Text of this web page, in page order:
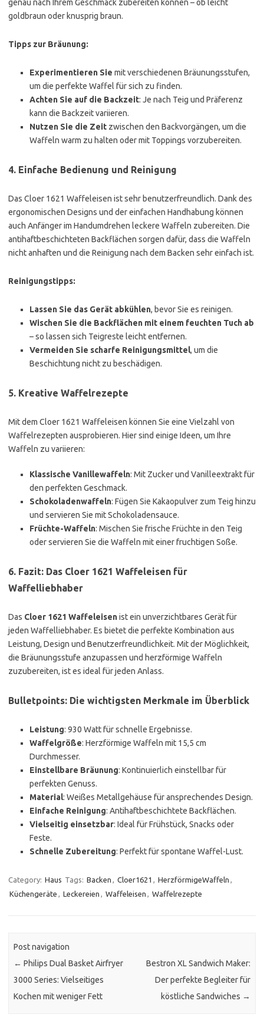
genau nach Ihrem Geschmack zubereiten können – ob leicht
goldbraun oder knusprig braun.
Tipps zur Bräunung:
Experimentieren Sie mit verschiedenen Bräunungsstufen,
um die perfekte Waffel für sich zu finden.
Achten Sie auf die Backzeit: Je nach Teig und Präferenz
kann die Backzeit variieren.
Nutzen Sie die Zeit zwischen den Backvorgängen, um die
Waffeln warm zu halten oder mit Toppings vorzubereiten.
4. Einfache Bedienung und Reinigung
Das Cloer 1621 Waffeleisen ist sehr benutzerfreundlich. Dank des
ergonomischen Designs und der einfachen Handhabung können
auch Anfänger im Handumdrehen leckere Waffeln zubereiten. Die
antihaftbeschichteten Backflächen sorgen dafür, dass die Waffeln
nicht anhaften und die Reinigung nach dem Backen sehr einfach ist.
Reinigungstipps:
Lassen Sie das Gerät abkühlen, bevor Sie es reinigen.
Wischen Sie die Backflächen mit einem feuchten Tuch ab
– so lassen sich Teigreste leicht entfernen.
Vermeiden Sie scharfe Reinigungsmittel, um die
Beschichtung nicht zu beschädigen.
5. Kreative Waffelrezepte
Mit dem Cloer 1621 Waffeleisen können Sie eine Vielzahl von
Waffelrezepten ausprobieren. Hier sind einige Ideen, um Ihre
Waffeln zu variieren:
Klassische Vanillewaffeln: Mit Zucker und Vanilleextrakt für
den perfekten Geschmack.
Schokoladenwaffeln: Fügen Sie Kakaopulver zum Teig hinzu
und servieren Sie mit Schokoladensauce.
Früchte-Waffeln: Mischen Sie frische Früchte in den Teig
oder servieren Sie die Waffeln mit einer fruchtigen Soße.
6. Fazit: Das Cloer 1621 Waffeleisen für
Waffelliebhaber
Das Cloer 1621 Waffeleisenist ein unverzichtbares Gerät für
jeden Waffelliebhaber. Es bietet die perfekte Kombination aus
Leistung, Design und Benutzerfreundlichkeit. Mit der Möglichkeit,
die Bräunungsstufe anzupassen und herzförmige Waffeln
zuzubereiten, ist es ideal für jeden Anlass.
Bulletpoints: Die wichtigsten Merkmale im Überblick
Leistung: 930 Watt für schnelle Ergebnisse.
Waffelgröße: Herzförmige Waffeln mit 15,5 cm
Durchmesser.
Einstellbare Bräunung: Kontinuierlich einstellbar für
perfekten Genuss.
Material: Weißes Metallgehäuse für ansprechendes Design.
Einfache Reinigung: Antihaftbeschichtete Backflächen.
Vielseitig einsetzbar: Ideal für Frühstück, Snacks oder
Feste.
Schnelle Zubereitung: Perfekt für spontane Waffel-Lust.
Category: Haus Tags: Backen , Cloer1621 , HerzförmigeWaffeln ,
Küchengeräte , Leckereien , Waffeleisen , Waffelrezepte
Post navigation
← Philips Dual Basket Airfryer
3000 Series: Vielseitiges
Kochen mit weniger Fett
Bestron XL Sandwich Maker:
Der perfekte Begleiter für
köstliche Sandwiches →